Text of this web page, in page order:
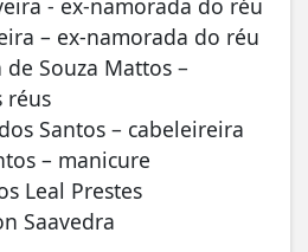
– ex-namorada do réu
Souza Mattos –
réus
Santos – cabeleireira
– manicure
Leal Prestes
Saavedra